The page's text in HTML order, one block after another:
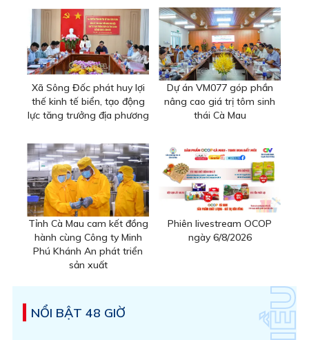
Xã Sông Đốc phát huy lợi
thế kinh tế biển, tạo động
lực tăng trưởng địa phương
Dự án VM077 góp phần
nâng cao giá trị tôm sinh
thái Cà Mau
Tỉnh Cà Mau cam kết đồng
hành cùng Công ty Minh
Phú Khánh An phát triển
sản xuất
Phiên livestream OCOP
ngày 6/8/2026
NỔI BẬT 48 GIỜ